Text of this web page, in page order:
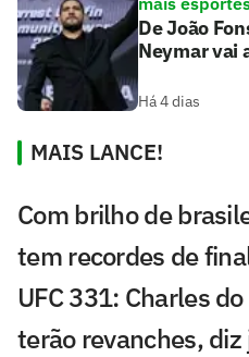
De João
Neymar vai
Há 4 dias
MAIS LANCE!
Com brilho de
tem recordes de
UFC 331: Charles
terão revanches,